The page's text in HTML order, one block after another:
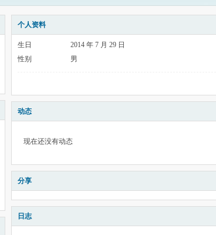
个人资料
生日
2014 年 7 月 29 日
性别
男
动态
现在还没有动态
分享
日志